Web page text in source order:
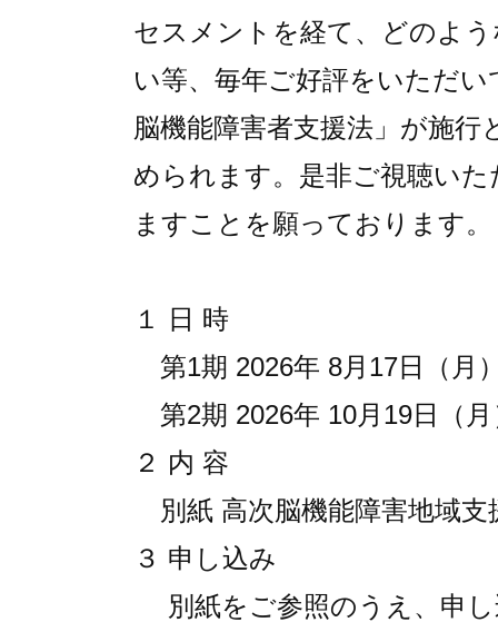
セスメントを経て、どのよ
い等、 毎年ご好評をいただ
脳機能障害者支援法」が施
め られます。是非ご視聴い
ますこと を願っております。
１ 日 時
第1期 2026年 8月17日（月
第2期 2026年 10月19日（
２ 内 容
別紙 高次脳機能障害地域支
３ 申し込み
別紙をご参照のうえ、申